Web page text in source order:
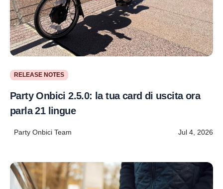
RELEASE NOTES
Party Onbici 2.5.0: la tua card di uscita ora
parla 21 lingue
Party Onbici Team Jul 4, 2026